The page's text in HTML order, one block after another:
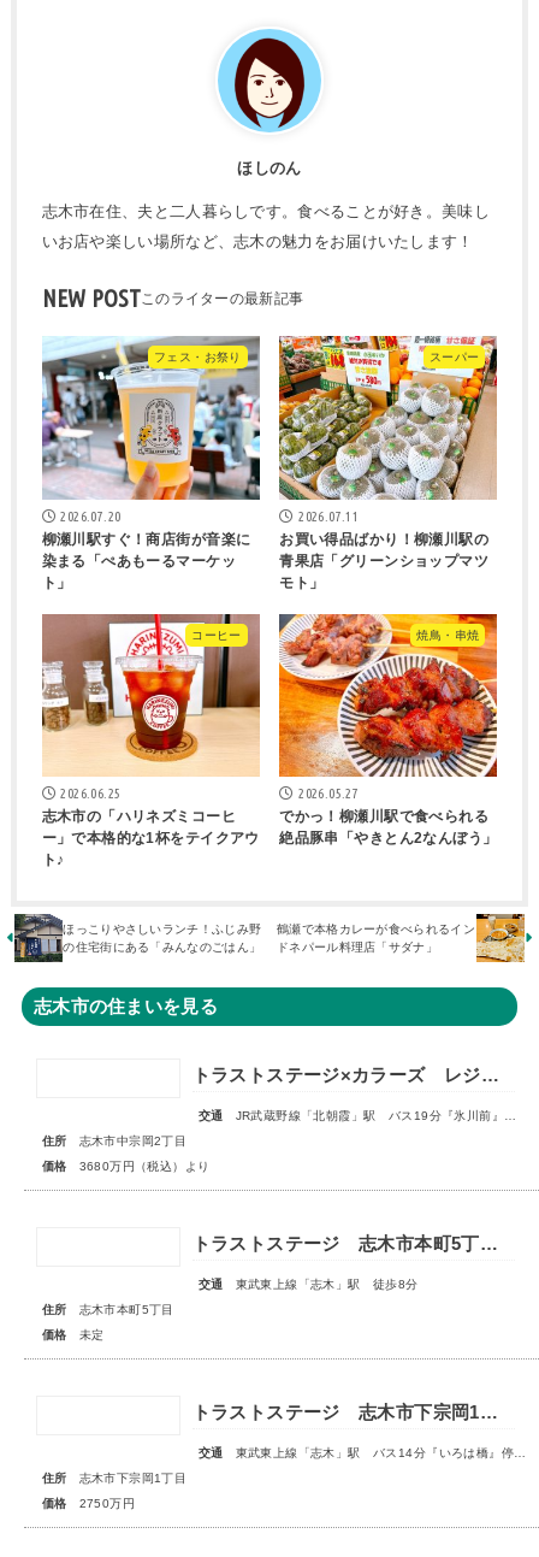
ほしのん
志木市在住、夫と二人暮らしです。食べることが好き。美味し
いお店や楽しい場所など、志木の魅力をお届けいたします！
NEW POST
フェス・お祭り
2026.07.20
柳瀬川駅すぐ！商店街が音楽に
染まる「ぺあもーるマーケッ
ト」
スーパー
2026.07.11
お買い得品ばかり！柳瀬川駅の
青果店「グリーンショップマツ
モト」
コーヒー
2026.06.25
志木市の「ハリネズミコーヒ
ー」で本格的な1杯をテイクアウ
ト♪
焼鳥・串焼
2026.05.27
でかっ！柳瀬川駅で食べられる
絶品豚串「やきとん2なんぼう」
ほっこりやさしいランチ！ふじみ野
の住宅街にある「みんなのごはん」
鶴瀬で本格カレーが食べられるイン
ドネパール料理店「サダナ」
志木市の住まいを見る
トラストステージ×カラーズ レジデンス志木市中宗岡2丁目14期 全3棟◆販売開始◆
交通
JR武蔵野線「北朝霞」駅 バス19分『氷川前』停歩4分
住所
志木市中宗岡2丁目
価格
3680万円（税込）より
トラストステージ 志木市本町5丁目16期 全4区画■販売予告■
交通
東武東上線「志木」駅 徒歩8分
住所
志木市本町5丁目
価格
未定
トラストステージ 志木市下宗岡1丁目7期 全7区画■大変ご好評につき最終1区画となりました■
交通
東武東上線「志木」駅 バス14分『いろは橋』停歩13分
住所
志木市下宗岡1丁目
価格
2750万円